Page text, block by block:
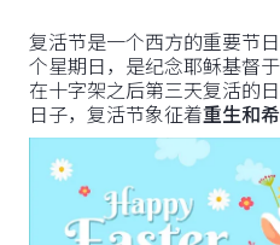
复活节是一个西方的重要节
个星期日，是纪念耶稣基督
在十字架之后第三天复活的
日子，复活节象征着重生和